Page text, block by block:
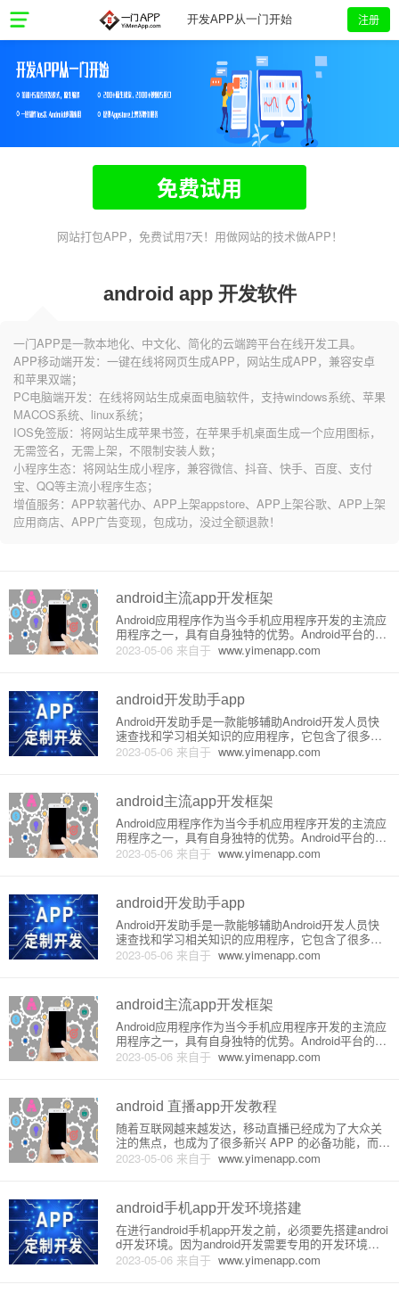
开发APP从一门开始 注册
免费试用
网站打包APP，免费试用7天！用做网站的技术做APP！
android app 开发软件
一门APP是一款本地化、中文化、简化的云端跨平台在线开发工具。
APP移动端开发：一键在线将网页生成APP，网站生成APP，兼容安卓
和苹果双端；
PC电脑端开发：在线将网站生成桌面电脑软件，支持windows系统、苹果
MACOS系统、linux系统；
IOS免签版：将网站生成苹果书签，在苹果手机桌面生成一个应用图标，
无需签名，无需上架，不限制安装人数；
小程序生态：将网站生成小程序，兼容微信、抖音、快手、百度、支付
宝、QQ等主流小程序生态；
增值服务：APP软著代办、APP上架appstore、APP上架谷歌、APP上架
应用商店、APP广告变现，包成功，没过全额退款！
android主流app开发框架
2023-05-06 来自于 www.yimenapp.com
Android应用程序作为当今手机应用程序开发的主流应
用程序之一，具有自身独特的优势。Android平台的开
发框架种类繁多，下面列出了几种主流的开发框架，
并介绍了它们的原理和特点。1. Java框架Java框架是
android开发助手app
2023-05-06 来自于 www.yimenapp.com
Android开发助手是一款能够辅助Android开发人员快
速查找和学习相关知识的应用程序，它包含了很多常
用的工具和资源，如Android SDK、API文档、设计规
范、第三方框架等等。本篇文章将详细介绍Android开
android主流app开发框架
2023-05-06 来自于 www.yimenapp.com
Android应用程序作为当今手机应用程序开发的主流应
用程序之一，具有自身独特的优势。Android平台的开
发框架种类繁多，下面列出了几种主流的开发框架，
并介绍了它们的原理和特点。1. Java框架Java框架是
android开发助手app
2023-05-06 来自于 www.yimenapp.com
Android开发助手是一款能够辅助Android开发人员快
速查找和学习相关知识的应用程序，它包含了很多常
用的工具和资源，如Android SDK、API文档、设计规
范、第三方框架等等。本篇文章将详细介绍Android开
android主流app开发框架
2023-05-06 来自于 www.yimenapp.com
Android应用程序作为当今手机应用程序开发的主流应
用程序之一，具有自身独特的优势。Android平台的开
发框架种类繁多，下面列出了几种主流的开发框架，
并介绍了它们的原理和特点。1. Java框架Java框架是
android 直播app开发教程
2023-05-06 来自于 www.yimenapp.com
随着互联网越来越发达，移动直播已经成为了大众关
注的焦点，也成为了很多新兴 APP 的必备功能，而在
众多直播 APP 中，Android 直播 APP 也是其中一个
重要的组成部分。在这篇文章中，我们将详细介绍 An
android手机app开发环境搭建
2023-05-06 来自于 www.yimenapp.com
在进行android手机app开发之前，必须要先搭建androi
d开发环境。因为android开发需要专用的开发环境，
包括IDE、SDK、Java开发环境和设备模拟器等。在
本篇文章中，我们将详细介绍如何搭建android开发环